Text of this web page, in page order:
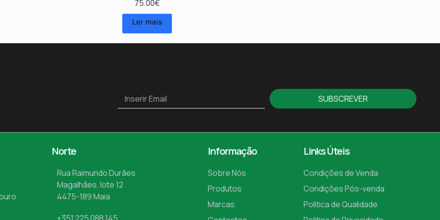
75.00€
Ler mais
SUBSCREVER
Norte
Rua Raimundo Durães
Magalhães, lote 12
4475-189 Maia
Informação
Sobre Nós
Produtos
Marcas
Links Úteis
Condições de Venda
Condições Pós-venda
Politica de Qualidade